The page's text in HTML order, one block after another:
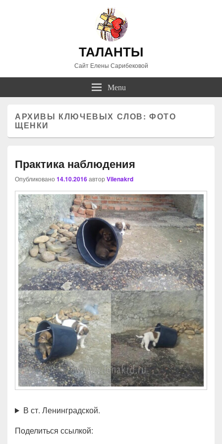
ТАЛАНТЫ
Сайт Елены Сарибековой
Menu
АРХИВЫ КЛЮЧЕВЫХ СЛОВ:ФОТО
ЩЕНКИ
Практика наблюдения
Опубликовано 14.10.2016автор Vilenakrd
В ст. Ленинградской.
Поделиться ссылкой: